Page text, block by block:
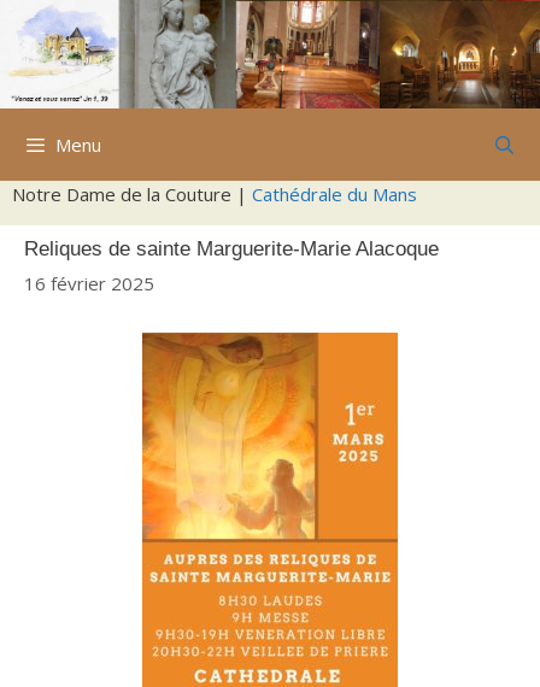
Aller
contenu
Menu
Notre Dame de la Couture | Cathédrale du Mans
Reliques de sainte Marguerite-Marie Alacoque
16 février 2025